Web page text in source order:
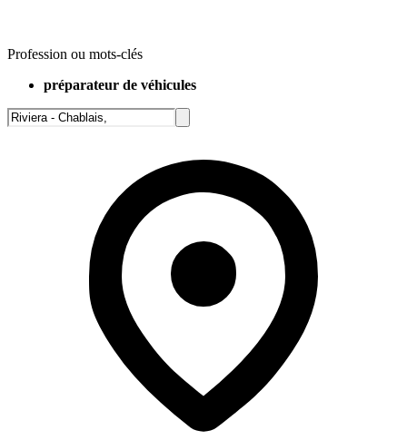
Profession ou mots-clés
préparateur de véhicules